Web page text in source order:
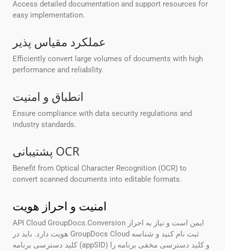
Access detailed documentation and support resources for
easy implementation.
عملکرد مقیاس پذیر
Efficiently convert large volumes of documents with high
performance and reliability.
انطباق و امنیت
Ensure compliance with data security regulations and
industry standards.
پشتیبانی OCR
Benefit from Optical Character Recognition (OCR) to
convert scanned documents into editable formats.
امنیت و احراز هویت
API Cloud GroupDocs.Conversion ایمن است و نیاز به احراز
هویت دارد. باید در GroupDocs Cloud ثبت نام کنید و شناسه
کلید دسترسی برنامه (appSID) و کلید دسترسی مخفی برنامه را